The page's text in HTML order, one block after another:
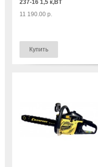
237-16 1,5 к,ВТ
11 190.00 р.